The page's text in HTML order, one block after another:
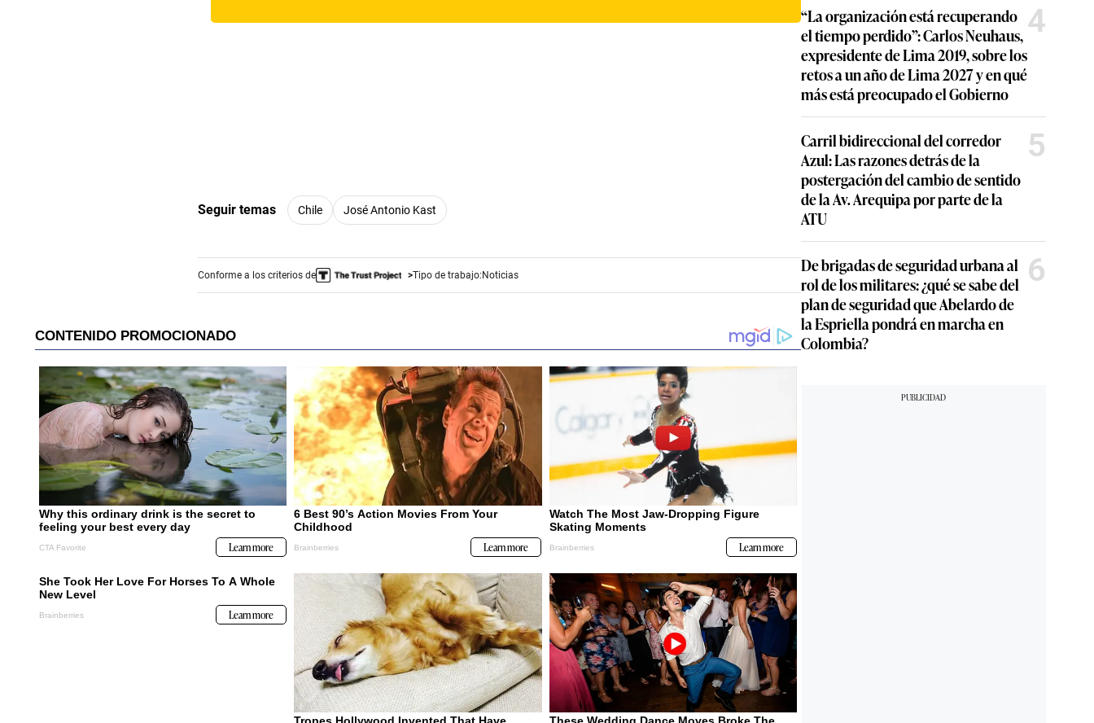
Seguir temas Chile José Antonio Kast
Conforme a los criterios de Tipo de trabajo:Noticias
“La organización está recuperando
el tiempo perdido”: Carlos Neuhaus,
expresidente de Lima 2019, sobre los
retos a un año de Lima 2027 y en qué
más está preocupado el Gobierno
4
Carril bidireccional del corredor
Azul: Las razones detrás de la
postergación del cambio de sentido
de la Av. Arequipa por parte de la
ATU
5
De brigadas de seguridad urbana al
rol de los militares: ¿qué se sabe del
plan de seguridad que Abelardo de
la Espriella pondrá en marcha en
Colombia?
6